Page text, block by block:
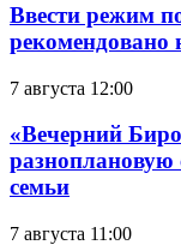
Ввести режим
рекомендовано
7 августа 12:00
«Вечерний
разноплановую
семьи
7 августа 11:00